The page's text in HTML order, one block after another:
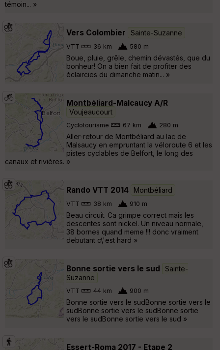
témoin... »
Vers Colombier Sainte-Suzanne
VTT 36 km 580 m
Boue, pluie, grêle, chemin dévastés, que du
bonheur! On a bien fait de profiter des
éclaircies du dimanche matin... »
Montbéliard-Malcaucy A/R
Voujeaucourt
Cyclotourisme 67 km 280 m
Aller-retour de Montbéliard au lac de
Malsaucy en empruntant la véloroute 6 et les
pistes cyclables de Belfort, le long des
canaux et rivières. »
Rando VTT 2014 Montbéliard
VTT 38 km 910 m
Beau circuit. Ca grimpe correct mais les
descentes sont nickel. Un niveau normale,
38 bornes quand meme !!! donc vraiment
debutant c\'est hard »
Bonne sortie vers le sud
Sainte-
Suzanne
VTT 44 km 900 m
Bonne sortie vers le sudBonne sortie vers le
sudBonne sortie vers le sudBonne sortie
vers le sudBonne sortie vers le sud »
Essert-Roma 2017 - Etape 2